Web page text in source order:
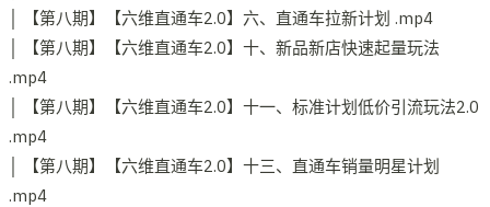
│ 【第八期】【六维直通车2.0】六、直通车拉新计划 .mp4
│ 【第八期】【六维直通车2.0】十、新品新店快速起量玩法
.mp4
│ 【第八期】【六维直通车2.0】十一、标准计划低价引流玩法2.0
.mp4
│ 【第八期】【六维直通车2.0】十三、直通车销量明星计划
.mp4